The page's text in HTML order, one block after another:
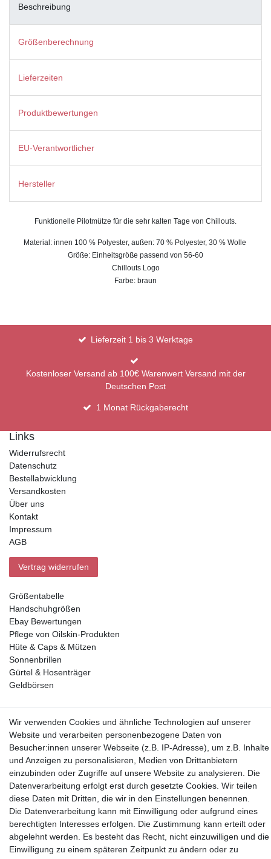
Beschreibung
Größenberechnung
Lieferzeiten
Produktbewertungen
EU-Verantwortlicher
Hersteller
Funktionelle Pilotmütze für die sehr kalten Tage von Chillouts.
Material: innen 100 % Polyester, außen: 70 % Polyester, 30 % Wolle
Größe: Einheitsgröße passend von 56-60
Chillouts Logo
Farbe: braun
Lieferzeit 1 bis 3 Werktage
Kostenloser Versand ab 100€ Warenwert Versand mit der
Deutschen Post
1 Monat Rückgaberecht
Links
Widerrufsrecht
Datenschutz
Bestellabwicklung
Versandkosten
Über uns
Kontakt
Impressum
AGB
Vertrag widerrufen
Größentabelle
Handschuhgrößen
Ebay Bewertungen
Pflege von Oilskin-Produkten
Hüte & Caps & Mützen
Sonnenbrillen
Gürtel & Hosenträger
Geldbörsen
Partner
* Alle Preise inkl.
Wir verwenden Cookies und ähnliche Technologien auf unserer
Website und verarbeiten personenbezogene Daten von
Besucher:innen unserer Webseite (z.B. IP-Adresse), um z.B. Inhalte
und Anzeigen zu personalisieren, Medien von Drittanbietern
einzubinden oder Zugriffe auf unsere Website zu analysieren. Die
Datenverarbeitung erfolgt erst durch gesetzte Cookies. Wir teilen
diese Daten mit Dritten, die wir in den Einstellungen benennen.
Die Datenverarbeitung kann mit Einwilligung oder aufgrund eines
berechtigten Interesses erfolgen. Die Zustimmung kann erteilt oder
abgelehnt werden. Es besteht das Recht, nicht einzuwilligen und die
Einwilligung zu einem späteren Zeitpunkt zu ändern oder zu